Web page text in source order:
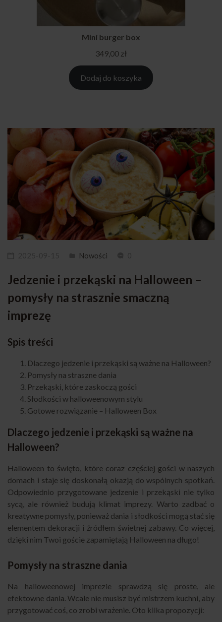
Mini burger box
349,00 zł
Dodaj do koszyka
Nowości
Jedzenie i przekąski na Halloween –
pomysły na strasznie smaczną
imprezę
Spis treści
Dlaczego jedzenie i przekąski są ważne na Halloween?
Pomysły na straszne dania
Przekąski, które zaskoczą gości
Słodkości w halloweenowym stylu
Gotowe rozwiązanie – Halloween Box
Dlaczego jedzenie i przekąski są ważne na
Halloween?
Halloween to święto, które coraz częściej gości w naszych
domach i staje się doskonałą okazją do wspólnych spotkań.
Odpowiednio przygotowane jedzenie i przekąski nie tylko
sycą, ale również budują klimat imprezy. Warto zadbać o
kreatywne pomysły, ponieważ dania i słodkości mogą stać się
elementem dekoracji i źródłem świetnej zabawy. Co więcej,
dzięki nim Twoi goście zapamiętają Halloween na długo!
Pomysły na straszne dania
Na halloweenowej imprezie sprawdzą się proste, ale
efektowne dania. Wcale nie musisz być mistrzem kuchni, aby
przygotować coś, co zrobi wrażenie. Oto kilka propozycji: